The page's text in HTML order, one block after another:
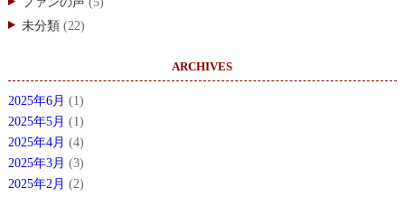
未分類 (22)
ARCHIVES
2025年6月 (1)
2025年5月 (1)
2025年4月 (4)
2025年3月 (3)
2025年2月 (2)